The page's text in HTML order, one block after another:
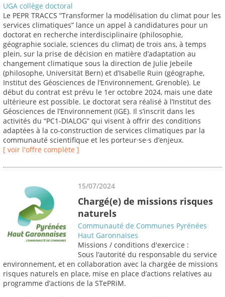
UGA collège doctoral
Le PEPR TRACCS “Transformer la modélisation du climat pour les
services climatiques” lance un appel à candidatures pour un
doctorat en recherche interdisciplinaire (philosophie,
géographie sociale, sciences du climat) de trois ans, à temps
plein, sur la prise de décision en matière d’adaptation au
changement climatique sous la direction de Julie Jebeile
(philosophe, Universität Bern) et d’Isabelle Ruin (géographe,
Institut des Géosciences de l’Environnement, Grenoble). Le
début du contrat est prévu le 1er octobre 2024, mais une date
ultérieure est possible. Le doctorat sera réalisé à l’Institut des
Géosciences de l’Environnement (IGE). Il s’inscrit dans les
activités du “PC1-DIALOG” qui visent à offrir des conditions
adaptées à la co-construction de services climatiques par la
communauté scientifique et les porteur·se·s d’enjeux.
[ voir l'offre complète ]
15/07/2024
Chargé(e) de missions risques
naturels
Communauté de Communes Pyrénées
Haut Garonnaises
Missions / conditions d'exercice :
Sous l’autorité du responsable du service
environnement, et en collaboration avec la chargée de missions
risques naturels en place, mise en place d’actions relatives au
programme d’actions de la STePRiM.